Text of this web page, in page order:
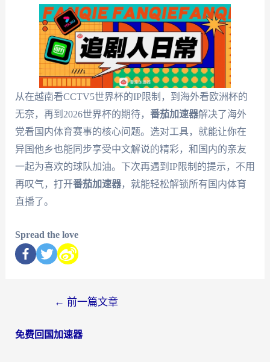
从在越南看CCTV5世界杯的IP限制，到海外看欧洲杯的
无奈，再到2026世界杯的期待， 番茄加速器解决了海外
党看国内体育赛事的核心问题。选对工具，就能让你在
异国他乡也能同步享受中文解说的精彩，和国内的亲友
一起为喜欢的球队加油。下次再遇到IP限制的提示，不用
再叹气，打开番茄加速器，就能轻松解锁所有国内体育
直播了。
Spread the love
← 前一篇文章
免费回国加速器